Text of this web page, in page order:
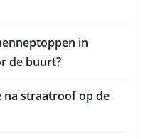
in
de buurt?
na straatroof op de